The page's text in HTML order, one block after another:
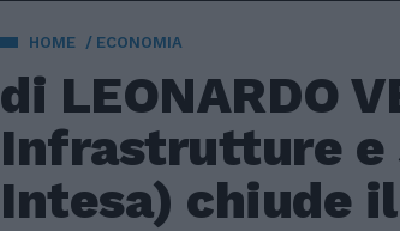
HOME ECONOMIA
di LEONARDO
Infrastrutture e
Intesa) chiude